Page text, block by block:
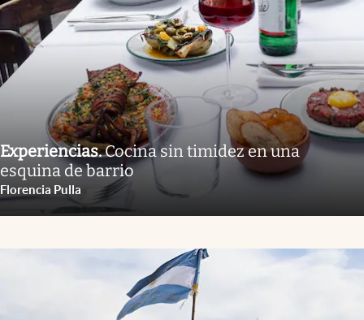
Experiencias.Cocina sin timidez en una
esquina de barrio
Florencia Pulla